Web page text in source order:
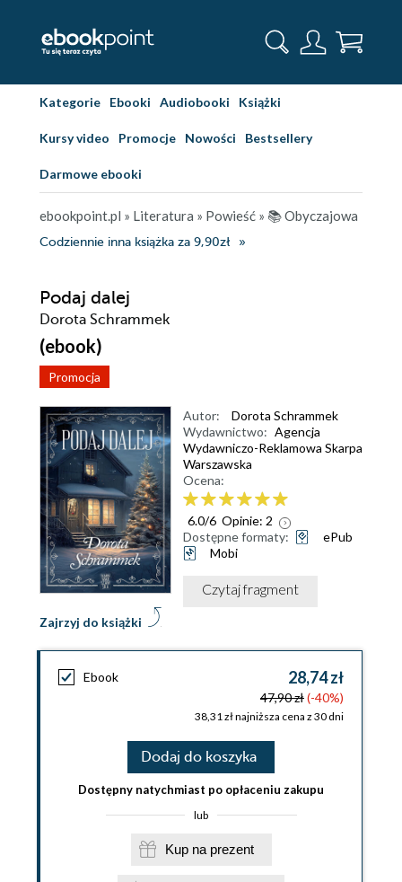
Kategorie Ebooki Audiobooki Książki
Kursy video Promocje Nowości Bestsellery
Darmowe ebooki
ebookpoint.pl » Literatura » Powieść » 📚 Obyczajowa
Codziennie inna książka za 9,90zł
Podaj dalej
Dorota Schrammek
(ebook)
Promocja
Zajrzyj do książki
Autor:
Dorota Schrammek
Wydawnictwo: Agencja
Wydawniczo-Reklamowa Skarpa
Warszawska
Ocena:
6.0/6 Opinie: 2
Dostępne formaty:
ePub
Mobi
Czytaj fragment
Ebook 28,74 zł
47,90 zł(-40%)
38,31 zł najniższa cena z 30 dni
Dodaj do koszyka
Dostępny natychmiast po opłaceniu zakupu
lub
Kup na prezent